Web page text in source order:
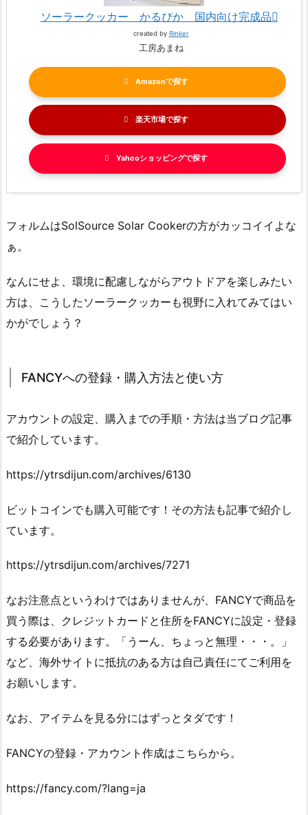
ソーラークッカー かるぴか 国内向け完成品
created by Rinker
工房あまね
Amazon
楽天市場
Yahooショッピング
フォルムはSolSource Solar Cookerの方がカッコイイよな
ぁ。
なんにせよ、環境に配慮しながらアウトドアを楽しみたい
方は、こうしたソーラークッカーも視野に入れてみてはい
かがでしょう？
FANCYへの登録・購入方法と使い方
アカウントの設定、購入までの手順・方法は当ブログ記事
で紹介しています。
https://ytrsdijun.com/archives/6130
ビットコインでも購入可能です！その方法も記事で紹介し
ています。
https://ytrsdijun.com/archives/7271
なお注意点というわけではありませんが、FANCYで商品を
買う際は、クレジットカードと住所をFANCYに設定・登録
する必要があります。「うーん、ちょっと無理・・・。」
など、海外サイトに抵抗のある方は自己責任にてご利用を
お願いします。
なお、アイテムを見る分にはずっとタダです！
FANCYの登録・アカウント作成はこちらから。
https://fancy.com/?lang=ja